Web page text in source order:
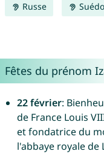
Russe
Fêtes du prénom
22 février:
de France Louis
et fondatrice du
l'abbaye royale de